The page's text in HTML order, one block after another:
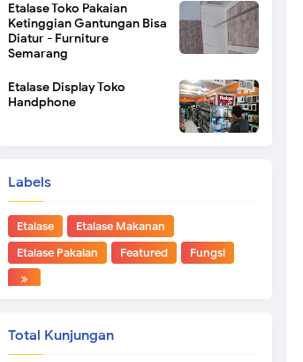
Etalase Toko Pakaian
Ketinggian Gantungan Bisa
Diatur - Furniture
Semarang
Etalase Display Toko
Handphone
Labels
Etalase
Etalase Makanan
Etalase Pakaian
Featured Fungsi
Total Kunjungan